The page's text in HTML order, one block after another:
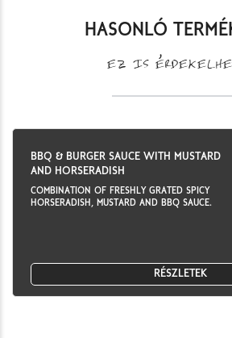
HASONLÓ
EZ IS
BBQ & BURGER SAUCE WITH MUSTARD
AND HORSERADISH
COMBINATION OF FRESHLY GRATED SPICY
HORSERADISH, MUSTARD AND BBQ SAUCE.
RÉSZLETEK